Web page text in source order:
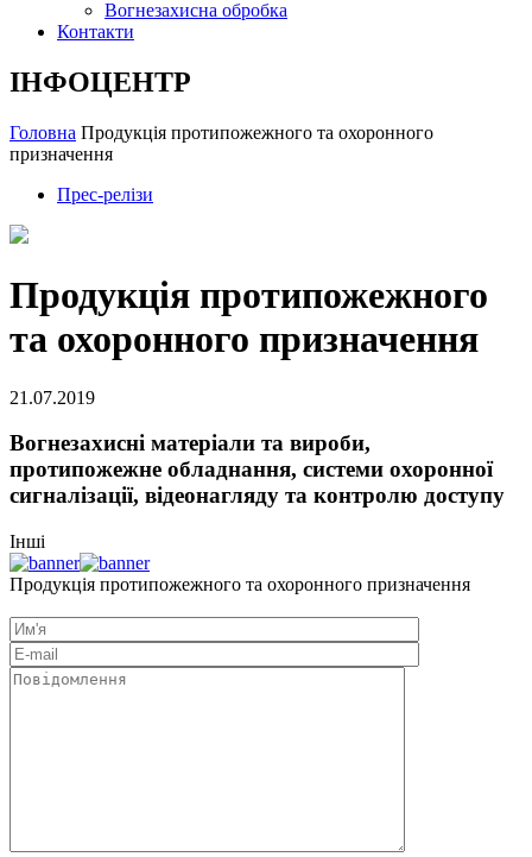
Вогнезахисна обробка
Контакти
ІНФОЦЕНТР
Головна Продукція протипожежного та охоронного
призначення
Прес-релізи
Продукція протипожежного
та охоронного призначення
21.07.2019
Вогнезахисні матеріали та вироби,
протипожежне обладнання, системи охоронної
сигналізації, відеонагляду та контролю доступу
Інші
Продукція протипожежного та охоронного призначення